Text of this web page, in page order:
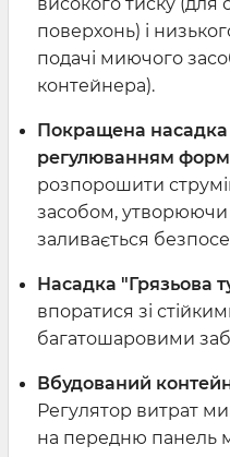
високого тиску
поверхонь) і
подачі миючого
контейнера).
Покращена насадка
регулюванням
розпорошити
засобом, утворюючи
заливається
Насадка "Грязьова
впоратися зі
багатошаровими
Вбудований
Регулятор витрат
на передню панель